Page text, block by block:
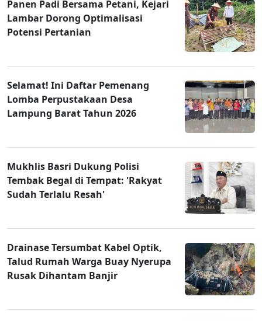
Panen Padi Bersama Petani, Kejari
Lambar Dorong Optimalisasi
Potensi Pertanian
Selamat! Ini Daftar Pemenang
Lomba Perpustakaan Desa
Lampung Barat Tahun 2026
Mukhlis Basri Dukung Polisi
Tembak Begal di Tempat: 'Rakyat
Sudah Terlalu Resah'
Drainase Tersumbat Kabel Optik,
Talud Rumah Warga Buay Nyerupa
Rusak Dihantam Banjir